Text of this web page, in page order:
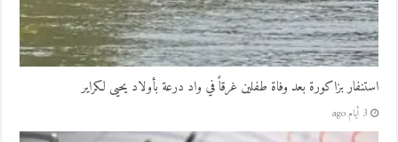
استنفار بزاكورة بعد وفاة طفلين غرقاً في واد درعة بأولاد يحيى لكراير
3 أيام ago